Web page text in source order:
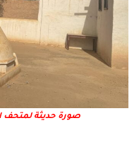
صورة حديثة لمتحف